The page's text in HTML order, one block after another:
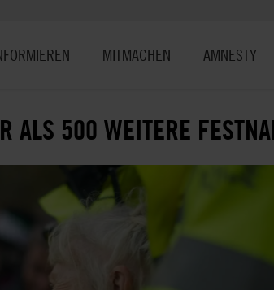
MITMACHEN AMNESTY
ALS 500 WEITERE